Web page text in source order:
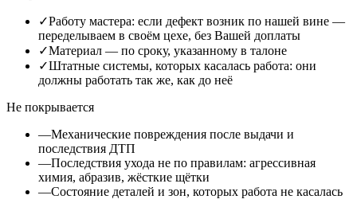
✓Работу мастера: если дефект возник по нашей вине —
переделываем в своём цехе, без Вашей доплаты
✓Материал — по сроку, указанному в талоне
✓Штатные системы, которых касалась работа: они
должны работать так же, как до неё
Не покрывается
—Механические повреждения после выдачи и
последствия ДТП
—Последствия ухода не по правилам: агрессивная
химия, абразив, жёсткие щётки
—Состояние деталей и зон, которых работа не касалась